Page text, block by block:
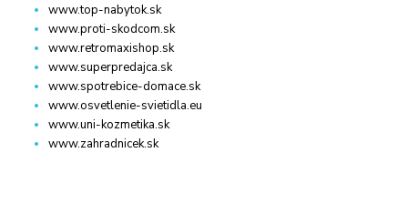
www.top-nabytok.sk
www.proti-skodcom.sk
www.retromaxishop.sk
www.superpredajca.sk
www.spotrebice-domace.sk
www.osvetlenie-svietidla.eu
www.uni-kozmetika.sk
www.zahradnicek.sk